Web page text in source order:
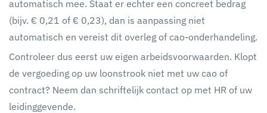
automatisch mee. Staat er echter een concreet bedrag
(bijv. € 0,21 of € 0,23), dan is aanpassing niet
automatisch en vereist dit overleg of cao-onderhandeling.
Controleer dus eerst uw eigen arbeidsvoorwaarden. Klopt
de vergoeding op uw loonstrook niet met uw cao of
contract? Neem dan schriftelijk contact op met HR of uw
leidinggevende.